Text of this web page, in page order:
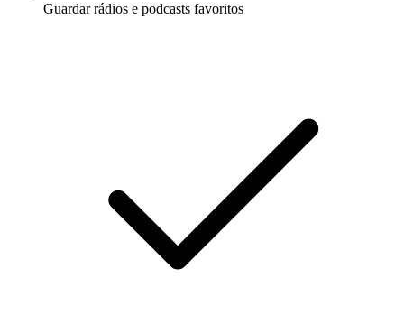
Guardar rádios e podcasts favoritos